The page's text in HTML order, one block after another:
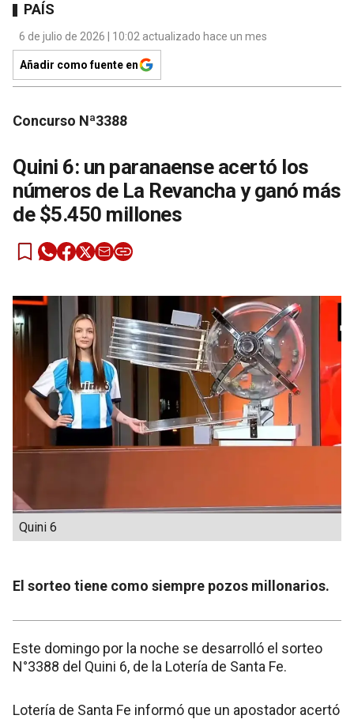
PAÍS
6 de julio de 2026 | 10:02 actualizado hace un mes
Añadir como fuente en
Concurso Nª3388
Quini 6: un paranaense acertó los
números de La Revancha y ganó más
de $5.450 millones
Quini 6
El sorteo tiene como siempre pozos millonarios.
Este domingo por la noche se desarrolló el sorteo
N°3388 del Quini 6, de la Lotería de Santa Fe.
Lotería de Santa Fe informó que un apostador acertó